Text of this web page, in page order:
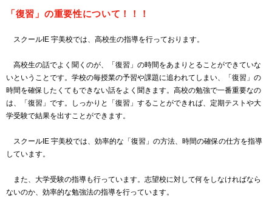
「復習」の重要性について！！！
スクールIE 宇美校では、高校生の指導を行っております。
高校生の話でよく聞くのが、「復習」の時間をあまりとることができていな
いということです。学校の毎授業の予習や課題に追われてしまい、「復習」の
時間を確保したくてもできない話をよく聞きます。高校の勉強で一番重要なの
は、「復習」です。しっかりと「復習」することができれば、定期テストや大
学受験で結果を出すことができます。
スクールIE 宇美校では、効率的な「復習」の方法、時間の確保の仕方を指導
しています。
また、大学受験の指導も行っています。志望校に対して何をしなければなら
ないのか、効率的な勉強法の指導を行っています。